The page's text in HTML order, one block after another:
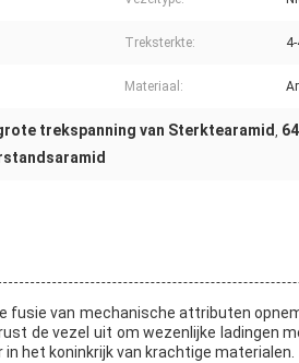
Treksterkte:
Materiaal:
trekspanning van Sterktearamid,
fusie van mechanische attributen
de vezel uit om wezenlijke ladingen
het koninkrijk van krachtige materialen.